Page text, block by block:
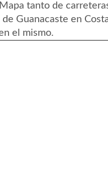
tanto de
Guanacaste en
el mismo.